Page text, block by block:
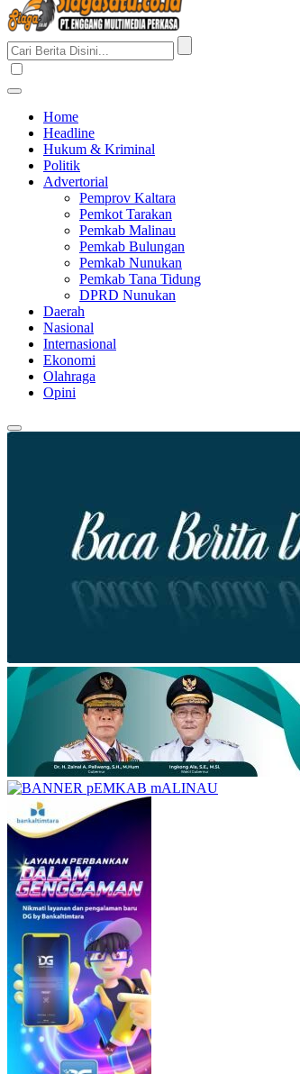
Home
Headline
Hukum & Kriminal
Politik
Advertorial
Pemprov Kaltara
Pemkot Tarakan
Pemkab Malinau
Pemkab Bulungan
Pemkab Nunukan
Pemkab Tana Tidung
DPRD Nunukan
Daerah
Nasional
Internasional
Ekonomi
Olahraga
Opini